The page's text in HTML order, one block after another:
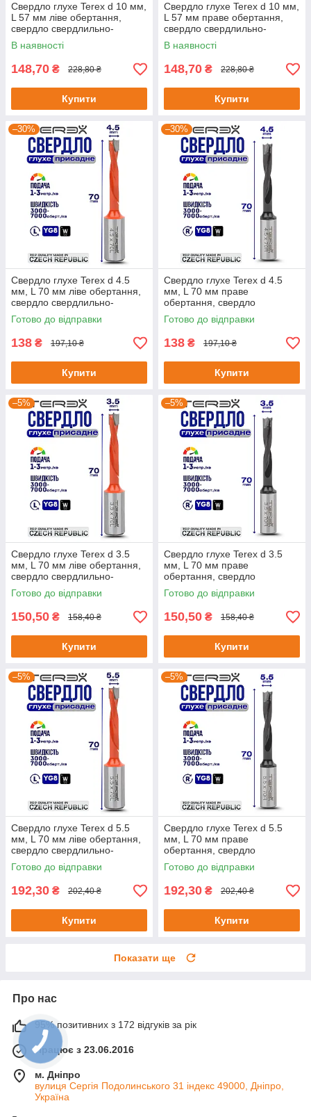
Свердло глухе Terex d 10 мм,
L 57 мм ліве обертання,
свердло свердлильно-
присадного верстата
В наявності
148,70 ₴ 228,80 ₴
Купити
Свердло глухе Terex d 10 мм,
L 57 мм праве обертання,
свердло свердлильно-
присадного верстата
В наявності
148,70 ₴ 228,80 ₴
Купити
–30%
Свердло глухе Terex d 4.5
мм, L 70 мм ліве обертання,
свердло свердлильно-
присадного верстата,
свердло для меблів
Готово до відправки
138 ₴ 197,10 ₴
Купити
–30%
Свердло глухе Terex d 4.5
мм, L 70 мм праве
обертання, свердло
свердлильно-присадного
верстата, свердло для ЧПУ
Готово до відправки
138 ₴ 197,10 ₴
Купити
–5%
Свердло глухе Terex d 3.5
мм, L 70 мм ліве обертання,
свердло свердлильно-
присадного верстата,
свердло для меблів
Готово до відправки
150,50 ₴ 158,40 ₴
Купити
–5%
Свердло глухе Terex d 3.5
мм, L 70 мм праве
обертання, свердло
свердлильно-присадного
верстата, свердло для ЧПУ
Готово до відправки
150,50 ₴ 158,40 ₴
Купити
–5%
Свердло глухе Terex d 5.5
мм, L 70 мм ліве обертання,
свердло свердлильно-
присадного верстата,
свердло для ЧПУ
Готово до відправки
192,30 ₴ 202,40 ₴
Купити
–5%
Свердло глухе Terex d 5.5
мм, L 70 мм праве
обертання, свердло
свердлильно-присадного
верстата, свердло для ЧПУ
Готово до відправки
192,30 ₴ 202,40 ₴
Купити
Показати ще
Про нас
95% позитивних з 172 відгуків за рік
Працює з 23.06.2016
м. Дніпро
вулиця Сергія Подолинського 31 індекс 49000, Дніпро,
Україна